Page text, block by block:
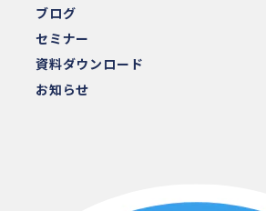
ブログ
セミナー
資料ダウンロード
お知らせ